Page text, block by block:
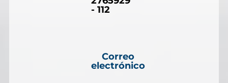
- 112
Correo
electrónico